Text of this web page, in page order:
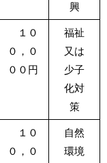
興
１０
０，０
００円
福祉
又は
少子
化対
策
１０
０，０
自然
環境